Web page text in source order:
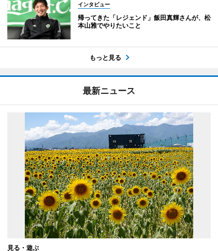
インタビュー
帰ってきた「レジェンド」飯田真輝さんが、松
本山雅でやりたいこと
もっと見る
最新ニュース
見る・遊ぶ